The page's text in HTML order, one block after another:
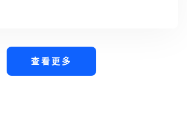
查看更多